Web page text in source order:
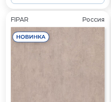
FIPAR Россия